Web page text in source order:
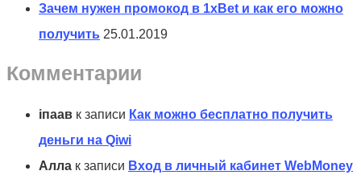
Зачем нужен промокод в 1xBet и как его можно
получить 25.01.2019
Комментарии
іпаав к записи Как можно бесплатно получить
деньги на Qiwi
Алла к записи Вход в личный кабинет WebMoney